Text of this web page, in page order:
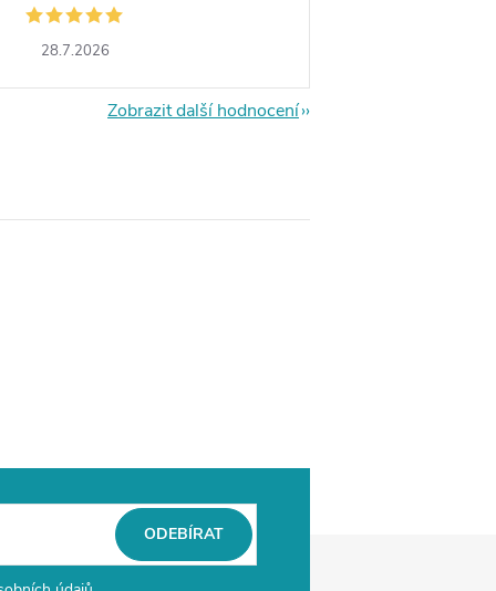
28.7.2026
Zobrazit další hodnocení
ODEBÍRAT